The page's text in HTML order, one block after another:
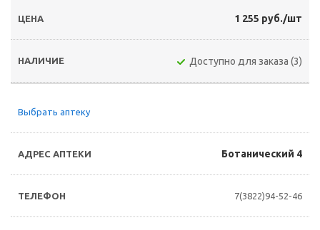
1 255 руб./шт
Доступно для заказа (3)
Выбрать аптеку
Ботанический 4
7(3822)94-52-46